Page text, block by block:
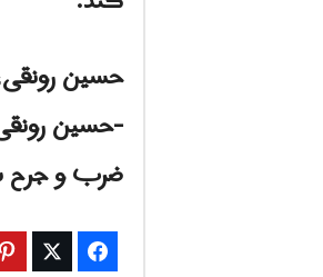
حسین
-حسین رونقی
ضرب و جرح
Facebook